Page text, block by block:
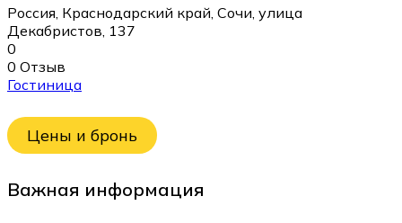
Россия, Краснодарский край, Сочи, улица
Декабристов, 137
0
0 Отзыв
Гостиница
Цены и бронь
Важная информация